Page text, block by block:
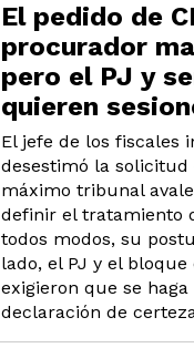
El pedido de
procurador
pero el PJ y
quieren
El jefe de los fiscales
desestimó la
máximo tribunal
definir el tratamiento
todos modos, su
lado, el PJ y el
exigieron que se
declaración de